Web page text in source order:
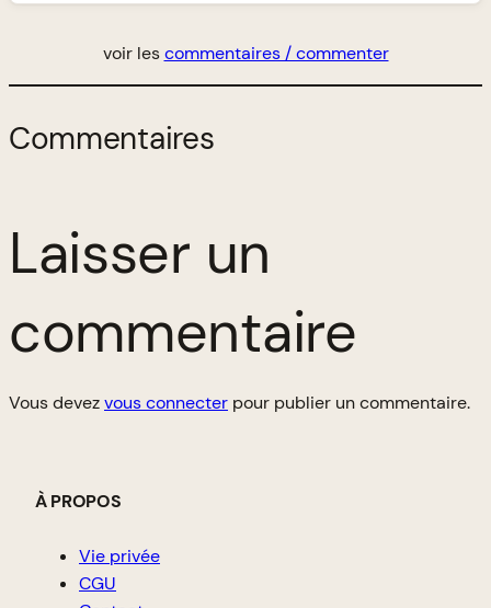
voir lescommentaires / commenter
Commentaires
Laisser un
commentaire
Vous devezvous connecter pour publier un commentaire.
À PROPOS
Vie privée
CGU